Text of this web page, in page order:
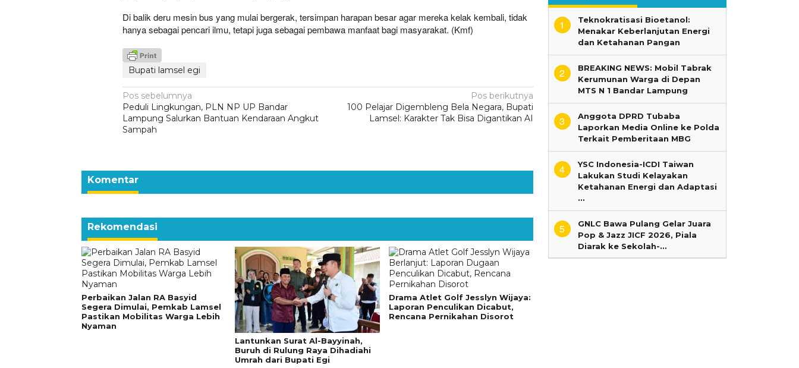
Di balik deru mesin bus yang mulai bergerak, tersimpan harapan besar agar mereka kelak kembali, tidak
hanya sebagai pencari ilmu, tetapi juga sebagai pembawa manfaat bagi masyarakat. (Kmf)
Bupati lamsel egi
Navigasi
pos
Pos sebelumnya
Peduli Lingkungan, PLN NP UP Bandar
Lampung Salurkan Bantuan Kendaraan Angkut
Sampah
Pos berikutnya
100 Pelajar Digembleng Bela Negara, Bupati
Lamsel: Karakter Tak Bisa Digantikan AI
Komentar
Rekomendasi
Perbaikan Jalan RA Basyid
Segera Dimulai, Pemkab Lamsel
Pastikan Mobilitas Warga Lebih
Nyaman
Lantunkan Surat Al-Bayyinah,
Buruh di Rulung Raya Dihadiahi
Umrah dari Bupati Egi
Drama Atlet Golf Jesslyn Wijaya:
Laporan Penculikan Dicabut,
Rencana Pernikahan Disorot
1
Teknokratisasi Bioetanol:
Menakar Keberlanjutan Energi
dan Ketahanan Pangan
2
BREAKING NEWS: Mobil Tabrak
Kerumunan Warga di Depan
MTS N 1 Bandar Lampung
3
Anggota DPRD Tubaba
Laporkan Media Online ke Polda
Terkait Pemberitaan MBG
4
YSC Indonesia-ICDI Taiwan
Lakukan Studi Kelayakan
Ketahanan Energi dan Adaptasi
…
5
GNLC Bawa Pulang Gelar Juara
Pop & Jazz JICF 2026, Piala
Diarak ke Sekolah-…